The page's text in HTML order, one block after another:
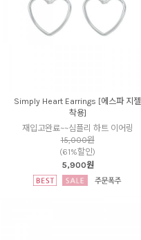
Simply Heart Earrings [에스파 지젤
착용]
재입고완료~~심플리 하트 이어링
15,000원
(61%할인)
5,900원